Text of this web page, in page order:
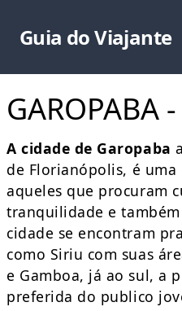
Guia do Viajante
GAROPABA -
A cidade de Garopaba
de Florianópolis, é
aqueles que procuram
tranquilidade e
cidade se encontram
como Siriu com suas
e Gamboa, já ao sul, a
preferida do publico